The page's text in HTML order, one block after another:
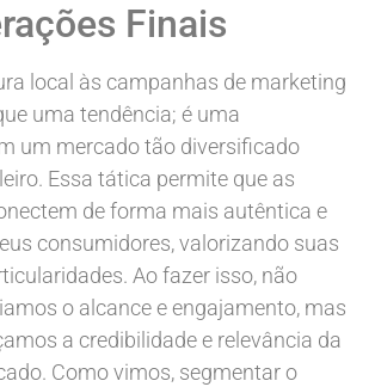
Finais
local às campanhas de marketing
uma tendência; é uma
um mercado tão diversificado
Essa tática permite que as
de forma mais autêntica e
consumidores, valorizando suas
Ao fazer isso, não
o alcance e engajamento, mas
a credibilidade e relevância da
Como vimos, segmentar o